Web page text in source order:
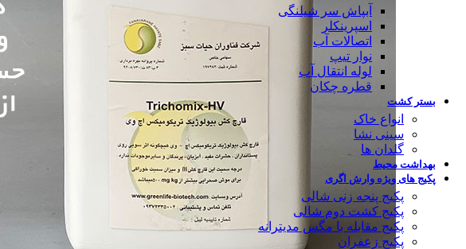
آبپاش سر شیلنگی
اسپرینکلر
اتصالات آب
نوار تیپ
لوله انتقال آب
قطره چکان
بستر کشت
انواع خاک
سینی نشا
گلدان ها
بهداشت محیط
پکیج های ویژه وارش اگری
پکیج پنجه زنی شالی
پکیج کشت دوم شالی
پکیج مقابله با مگس مدیترانه
پکیج زعفران